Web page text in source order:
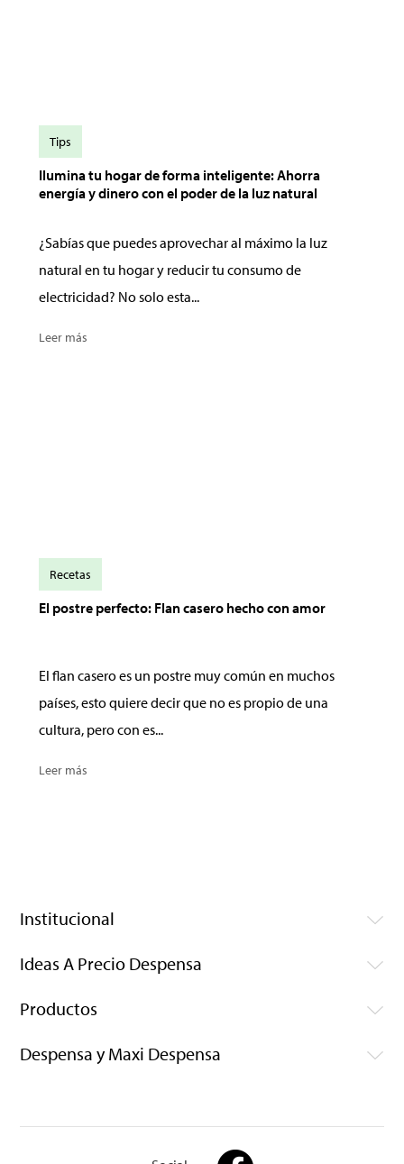
Ilumina tu hogar de forma inteligente: Ahorra
energía y dinero con el poder de la luz natural
¿Sabías que puedes aprovechar al máximo la luz
natural en tu hogar y reducir tu consumo de
electricidad? No solo esta...
Leer más
Tips
El postre perfecto: Flan casero hecho con amor
El flan casero es un postre muy común en muchos
países, esto quiere decir que no es propio de una
cultura, pero con es...
Leer más
Recetas
Institucional
Ideas A Precio Despensa
Productos
Despensa y Maxi Despensa